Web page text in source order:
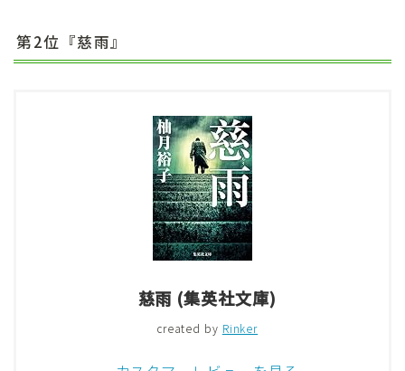
第2位『慈雨』
慈雨 (集英社文庫)
created by Rinker